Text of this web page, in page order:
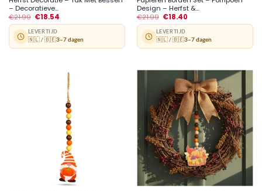
– Decoratieve...
€21.99 €18.54
LEVERTIJD
🇳🇱 / 🇧🇪3–7 dagen
Design – Herfst &...
€21.99 €18.40
LEVERTIJD
🇳🇱 / 🇧🇪3–7 dagen